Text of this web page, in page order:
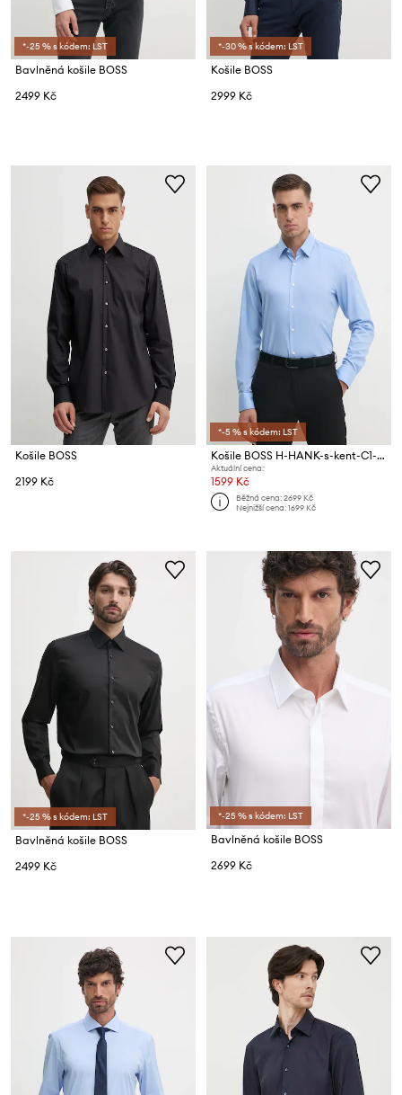
*-25 % s kódem: LST
Bavlněná košile BOSS
2499 Kč
*-30 % s kódem: LST
Košile BOSS
2999 Kč
Košile BOSS
2199 Kč
*-5 % s kódem: LST
Košile BOSS H-HANK-s-kent-C1-232
Aktuální cena:
1599 Kč
Běžná cena:2699 Kč
Nejnižší cena:1699 Kč
*-25 % s kódem: LST
Bavlněná košile BOSS
2499 Kč
*-25 % s kódem: LST
Bavlněná košile BOSS
2699 Kč